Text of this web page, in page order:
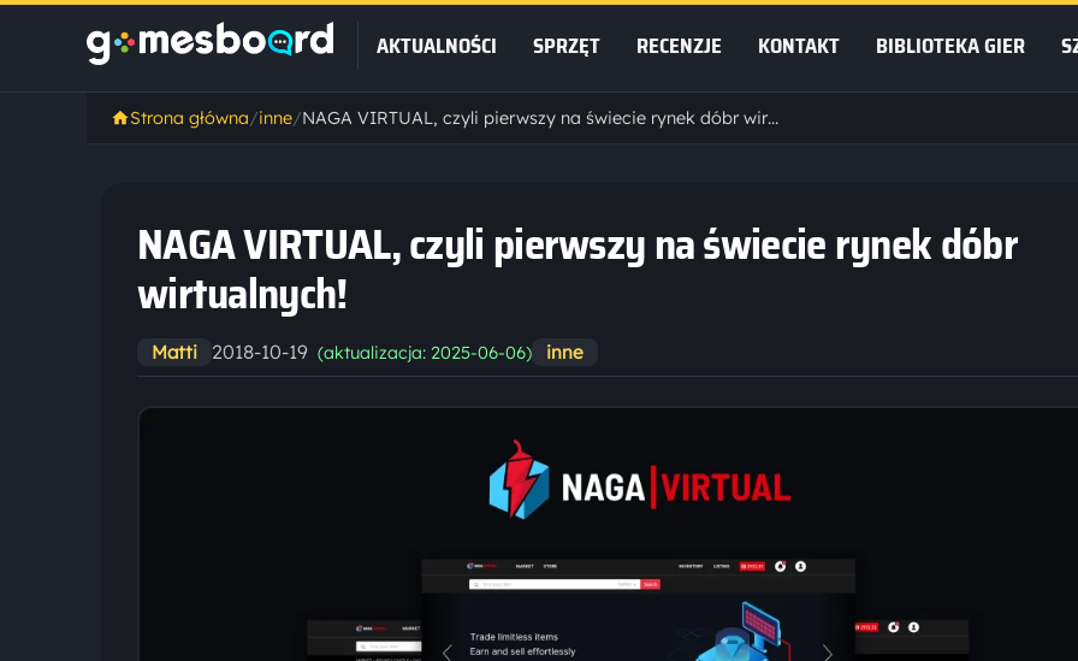
AKTUALNOŚCI SPRZĘT RECENZJE KONTAKT BIBLIOTEKA GIER
Strona główna/inne/ NAGA VIRTUAL, czyli pierwszy na świecie rynek dóbr wirtualnych!
NAGA VIRTUAL, czyli pierwszy na świecie rynek dóbr
wirtualnych!
Matti 2018-10-19 (aktualizacja: 2025-06-06) inne